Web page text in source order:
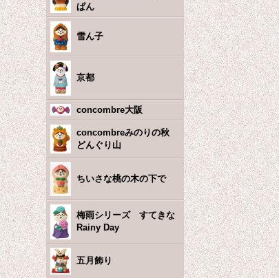
ぱん
雪ん子
京都
concombre大阪
concombreみのりの秋
どんぐり山
ちいさな桃の木の下で
梅雨シリーズ すてきな
Rainy Day
五月飾り